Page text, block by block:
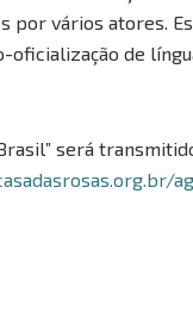
por vários atores.
de
será